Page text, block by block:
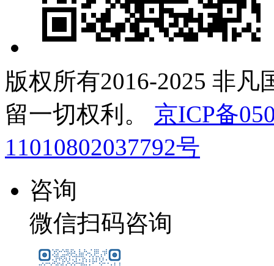
版权所有2016-2025 非凡
留一切权利。
京ICP备
11010802037792号
咨询
微信扫码咨询